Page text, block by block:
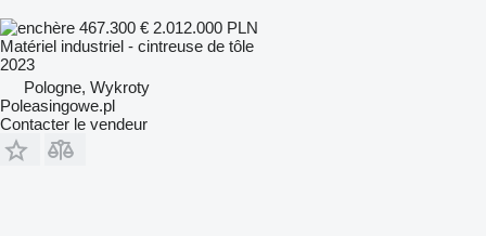
467.300 € 2.012.000 PLN
Matériel industriel - cintreuse de tôle
2023
Pologne, Wykroty
Poleasingowe.pl
Contacter le vendeur